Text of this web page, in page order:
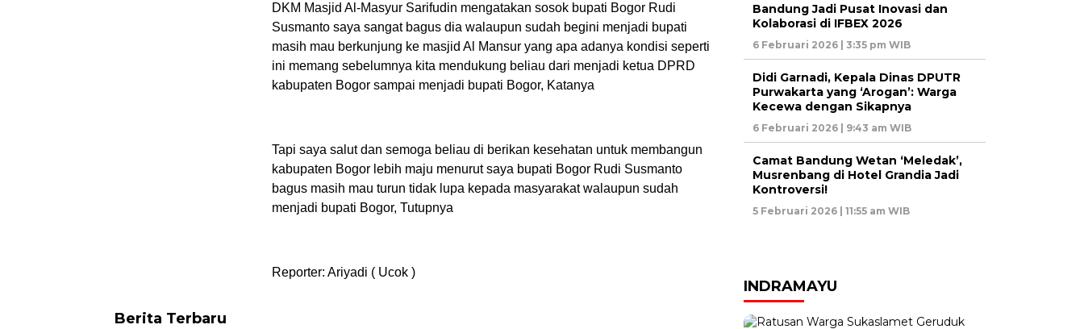
DKM Masjid Al-Masyur Sarifudin mengatakan sosok bupati Bogor Rudi
Susmanto saya sangat bagus dia walaupun sudah begini menjadi bupati
masih mau berkunjung ke masjid Al Mansur yang apa adanya kondisi seperti
ini memang sebelumnya kita mendukung beliau dari menjadi ketua DPRD
kabupaten Bogor sampai menjadi bupati Bogor, Katanya
Tapi saya salut dan semoga beliau di berikan kesehatan untuk membangun
kabupaten Bogor lebih maju menurut saya bupati Bogor Rudi Susmanto
bagus masih mau turun tidak lupa kepada masyarakat walaupun sudah
menjadi bupati Bogor, Tutupnya
Reporter: Ariyadi ( Ucok )
Berita Terbaru
Bandung Jadi Pusat Inovasi dan
Kolaborasi di IFBEX 2026
6 Februari 2026 | 3:35 pm WIB
Didi Garnadi, Kepala Dinas DPUTR
Purwakarta yang ‘Arogan’: Warga
Kecewa dengan Sikapnya
6 Februari 2026 | 9:43 am WIB
Camat Bandung Wetan ‘Meledak’,
Musrenbang di Hotel Grandia Jadi
Kontroversi!
5 Februari 2026 | 11:55 am WIB
INDRAMAYU